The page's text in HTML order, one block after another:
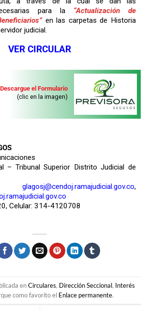
para la “Actualización de
en las carpetas de Historia
judicial.
VER CIRCULAR
Descargue el Formulario
(clic en la imagen)
– Tribunal Superior Distrito Judicial de
glagosj@cendoj.ramajudicial.gov.co,
Celular: 314-4120708
enCirculares, Dirección Seccional, Interés
como favorito el Enlace permanente.